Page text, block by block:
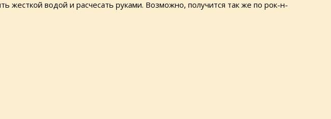
водой и расчесать руками. Возможно, получится так же по рок-н-